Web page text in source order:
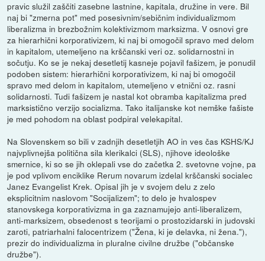
pravic služil zaščiti zasebne lastnine, kapitala, družine in vere. Bil
naj bi "zmerna pot" med posesivnim/sebičnim individualizmom
liberalizma in brezbožnim kolektivizmom marksizma. V osnovi gre
za hierarhični korporativizem, ki naj bi omogočil spravo med delom
in kapitalom, utemeljeno na krščanski veri oz. solidarnostni in
sočutju. Ko se je nekaj desetletij kasneje pojavil fašizem, je ponudil
podoben sistem: hierarhični korporativizem, ki naj bi omogočil
spravo med delom in kapitalom, utemeljeno v etnični oz. rasni
solidarnosti. Tudi fašizem je nastal kot obramba kapitalizma pred
marksistično verzijo socializma. Tako italijanske kot nemške fašiste
je med pohodom na oblast podpiral velekapital.
Na Slovenskem so bili v zadnjih desetletjih AO in ves čas KSHS/KJ
najvplivnejša politična sila klerikalci (SLS), njihove ideološke
smernice, ki so se jih oklepali vse do začetka 2. svetovne vojne, pa
je pod vplivom enciklike Rerum novarum izdelal krščanski socialec
Janez Evangelist Krek. Opisal jih je v svojem delu z zelo
eksplicitnim naslovom "Socijalizem"; to delo je hvalospev
stanovskega korporativizma in ga zaznamujejo anti-liberalizem,
anti-marksizem, obsedenost s teorijami o prostozidarski in judovski
zaroti, patriarhalni falocentrizem ("Žena, ki je delavka, ni žena."),
prezir do individualizma in pluralne civilne družbe ("občanske
družbe").